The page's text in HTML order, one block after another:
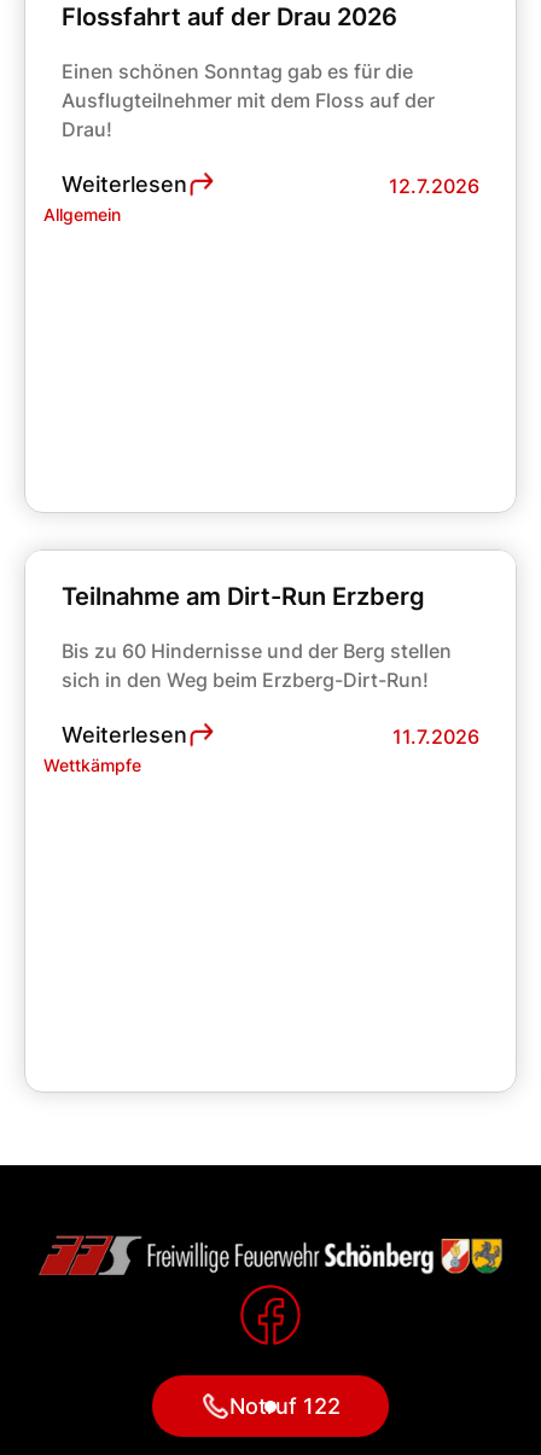
Allgemein
Flossfahrt auf der Drau 2026
Einen schönen Sonntag gab es für die
Ausflugteilnehmer mit dem Floss auf der
Drau!
Weiterlesen 12.7.2026
Wettkämpfe
Teilnahme am Dirt-Run Erzberg
Bis zu 60 Hindernisse und der Berg stellen
sich in den Weg beim Erzberg-Dirt-Run!
Weiterlesen 11.7.2026
Notruf 122